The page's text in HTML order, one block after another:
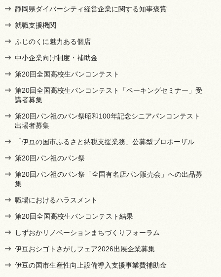
静岡県ダイバーシティ経営企業に関する知事褒賞
就職支援機関
ふじのくに魅力ある個店
中小企業向け制度・補助金
第20回全国高校生パンコンテスト
第20回全国高校生パンコンテスト「ベーキングセミナー」受
講者募集
第20回パン祖のパン祭昭和100年記念シニアパンコンテスト
出場者募集
「伊豆の国市ふるさと納税支援業務」公募型プロポーザル
第20回パン祖のパン祭
第20回パン祖のパン祭「全国有名店パン販売会」への出品募
集
職場におけるハラスメント
第20回全国高校生パンコンテスト結果
しずおかリノベーションまちづくりフォーラム
伊豆おシゴトさがしフェア2026出展企業募集
伊豆の国市生産性向上設備導入支援事業費補助金